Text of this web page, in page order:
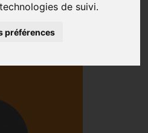
de suivi.
préférences